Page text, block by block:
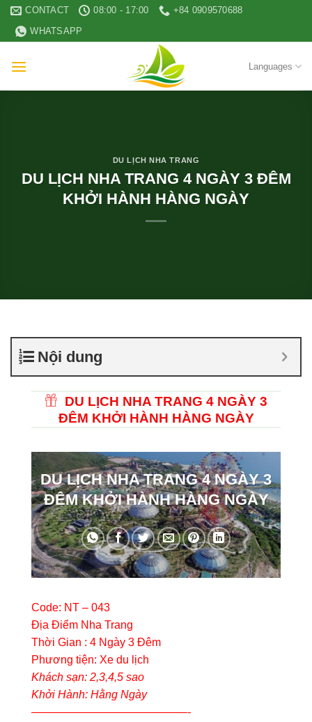
Skip
content
CONTACT 08:00 - 17:00
+84 0909570688
WHATSAPP
Languages
DU LỊCH NHA TRANG
DU LỊCH NHA TRANG 4 NGÀY 3 ĐÊM
KHỞI HÀNH HÀNG NGÀY
Nội dung
DU LỊCH NHA TRANG 4 NGÀY 3
ĐÊM KHỞI HÀNH HÀNG NGÀY
DU LỊCH NHA TRANG 4 NGÀY 3
ĐÊM KHỞI HÀNH HÀNG NGÀY
Code: NT – 043
Địa Điểm Nha Trang
Thời Gian : 4 Ngày 3 Đêm
Phương tiện: Xe du lịch
Khách sạn: 2,3,4,5 sao
Khởi Hành: Hằng Ngày
——————————————-